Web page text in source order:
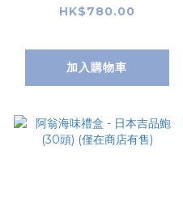
商店有售)
HK$780.00
加入購物車